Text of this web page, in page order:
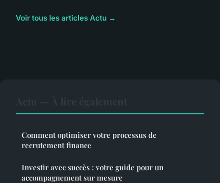
Voir tous les articles Actu →
Comment optimiser votre processus de
recrutement finance
Investir avec succès : votre guide pour un
accompagnement sur mesure